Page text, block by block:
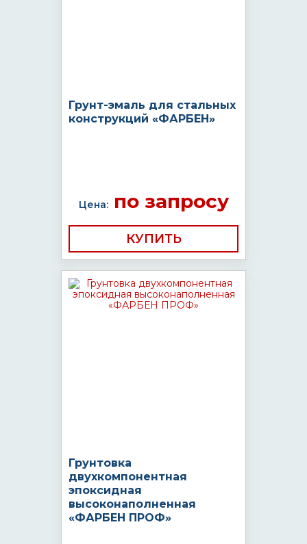
Грунт-эмаль для стальных
конструкций «ФАРБЕН»
Цена:по запросу
КУПИТЬ
Грунтовка
двухкомпонентная
эпоксидная
высоконаполненная
«ФАРБЕН ПРОФ»